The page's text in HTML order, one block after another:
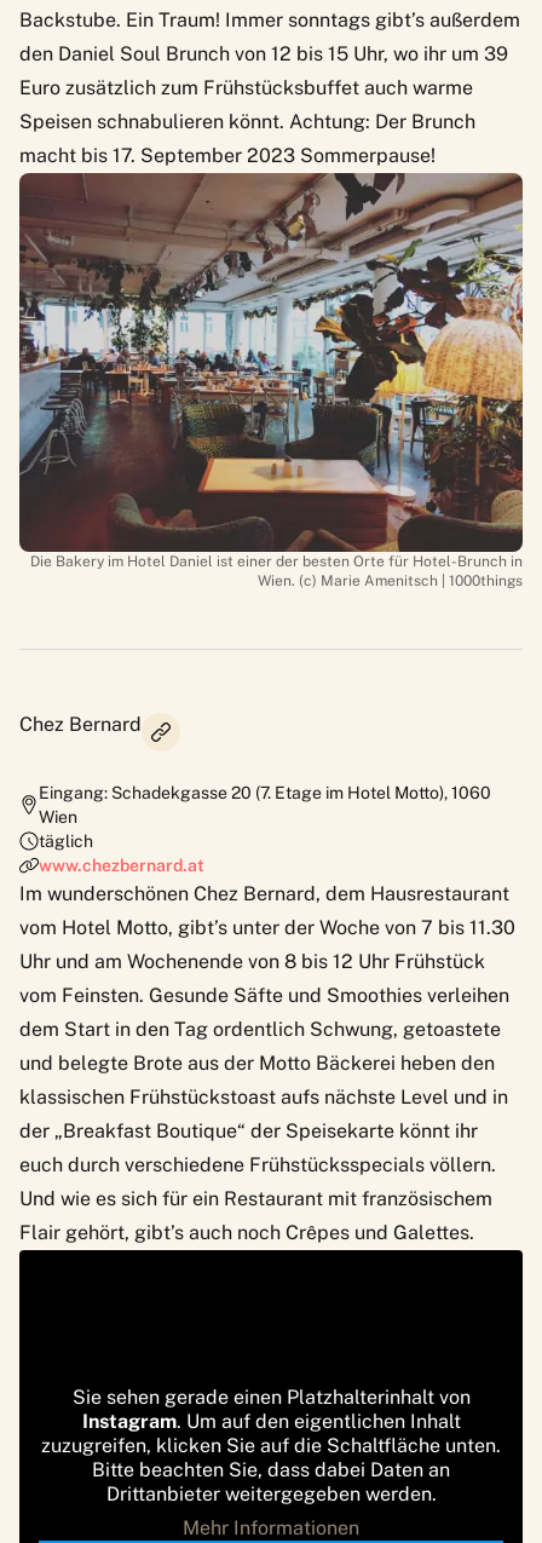
Backstube. Ein Traum! Immer sonntags gibt’s außerdem
den Daniel Soul Brunch von 12 bis 15 Uhr, wo ihr um 39
Euro zusätzlich zum Frühstücksbuffet auch warme
Speisen schnabulieren könnt. Achtung: Der Brunch
macht bis 17. September 2023 Sommerpause!
Die Bakery im Hotel Daniel ist einer der besten Orte für Hotel-Brunch in
Wien. (c) Marie Amenitsch | 1000things
Chez Bernard
Eingang: Schadekgasse 20 (7. Etage im Hotel Motto),1060
Wien
täglich
www.chezbernard.at
Im wunderschönen Chez Bernard, dem Hausrestaurant
vom Hotel Motto, gibt’s unter der Woche von 7 bis 11.30
Uhr und am Wochenende von 8 bis 12 Uhr Frühstück
vom Feinsten. Gesunde Säfte und Smoothies verleihen
dem Start in den Tag ordentlich Schwung, getoastete
und belegte Brote aus der Motto Bäckerei heben den
klassischen Frühstückstoast aufs nächste Level und in
der „Breakfast Boutique“ der Speisekarte könnt ihr
euch durch verschiedene Frühstücksspecials völlern.
Und wie es sich für ein Restaurant mit französischem
Flair gehört, gibt’s auch noch Crêpes und Galettes.
Sie sehen gerade einen Platzhalterinhalt von
Instagram. Um auf den eigentlichen Inhalt
zuzugreifen, klicken Sie auf die Schaltfläche unten.
Bitte beachten Sie, dass dabei Daten an
Drittanbieter weitergegeben werden.
Mehr Informationen